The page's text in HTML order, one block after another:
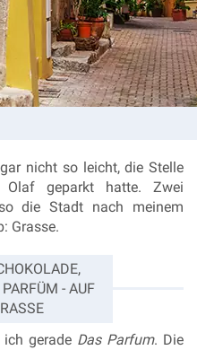
nicht so leicht, die Stelle
Olaf geparkt hatte. Zwei
die Stadt nach meinem
Grasse.
- AUF
gerade Das Parfum. Die